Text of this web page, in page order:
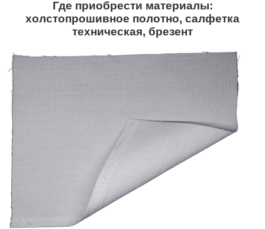
Где приобрести материалы:
холстопрошивное полотно, салфетка
техническая, брезент